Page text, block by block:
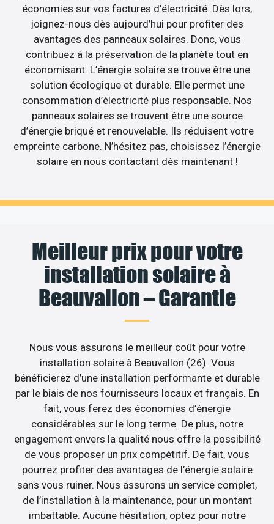
économies sur vos factures d’électricité. Dès lors,
joignez-nous dès aujourd’hui pour profiter des
avantages des panneaux solaires. Donc, vous
contribuez à la préservation de la planète tout en
économisant. L’énergie solaire se trouve être une
solution écologique et durable. Elle permet une
consommation d’électricité plus responsable. Nos
panneaux solaires se trouvent être une source
d’énergie briqué et renouvelable. Ils réduisent votre
empreinte carbone. N’hésitez pas, choisissez l’énergie
solaire en nous contactant dès maintenant !
Meilleur prix pour votre
installation solaire à
Beauvallon – Garantie
Nous vous assurons le meilleur coût pour votre
installation solaire à Beauvallon (26). Vous
bénéficierez d’une installation performante et durable
par le biais de nos fournisseurs locaux et français. En
fait, vous ferez des économies d’énergie
considérables sur le long terme. De plus, notre
engagement envers la qualité nous offre la possibilité
de vous proposer un prix compétitif. De fait, vous
pourrez profiter des avantages de l’énergie solaire
sans vous ruiner. Nous assurons un service complet,
de l’installation à la maintenance, pour un montant
imbattable. Aucune hésitation, optez pour notre